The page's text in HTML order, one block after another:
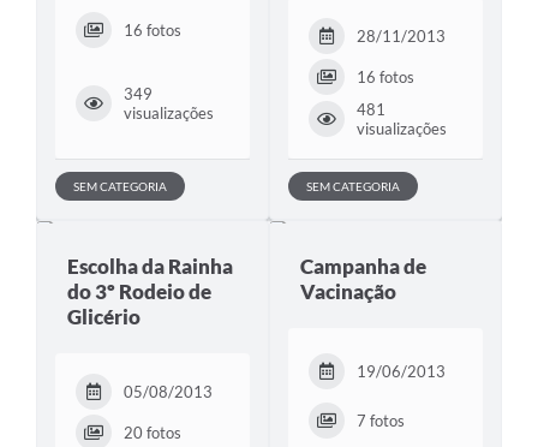
16 fotos
349
visualizações
SEM CATEGORIA
28/11/2013
16 fotos
481
visualizações
SEM CATEGORIA
Escolha da Rainha
do 3º Rodeio de
Glicério
05/08/2013
20 fotos
Campanha de
Vacinação
19/06/2013
7 fotos